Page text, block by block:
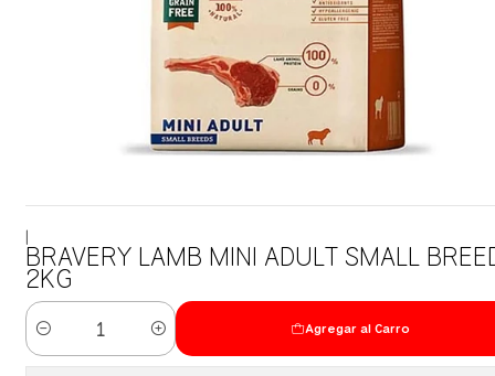
BRAVERY LAMB MINI ADULT SMALL
2KG
Cantidad
Agregar al Carro